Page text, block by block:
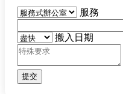
服務
搬入日期
提交